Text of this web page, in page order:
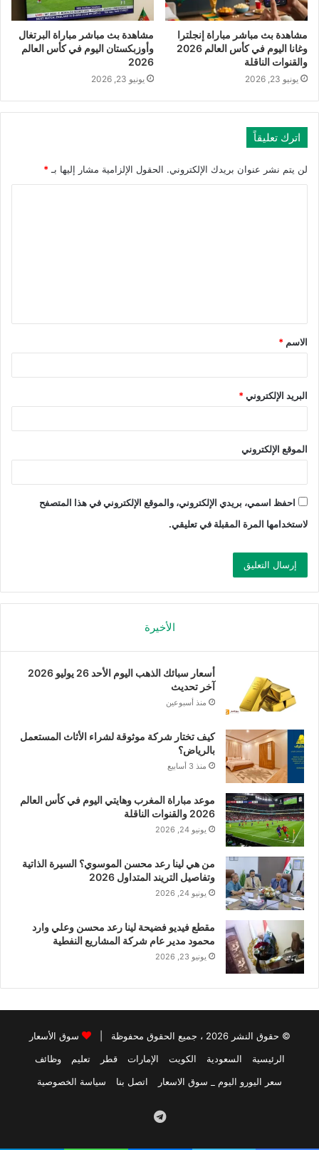
مشاهدة بث مباشر مباراة إنجلترا
وغانا اليوم في كأس العالم 2026
والقنوات الناقلة
يونيو 23, 2026
مشاهدة بث مباشر مباراة البرتغال
وأوزبكستان اليوم في كأس العالم
2026
يونيو 23, 2026
اترك تعليقاً
لن يتم نشر عنوان بريدك الإلكتروني. الحقول الإلزامية مشار إليها بـ *
الاسم *
البريد الإلكتروني*
الموقع الإلكتروني
احفظ اسمي، بريدي الإلكتروني، والموقع الإلكتروني في هذا المتصفح
لاستخدامها المرة المقبلة في تعليقي.
الأخيرة
أسعار سبائك الذهب اليوم الأحد 26 يوليو 2026
آخر تحديث
منذ أسبوعين
كيف تختار شركة موثوقة لشراء الأثاث المستعمل
بالرياض؟
منذ 3 أسابيع
موعد مباراة المغرب وهايتي اليوم في كأس العالم
2026 والقنوات الناقلة
يونيو 24, 2026
من هي لينا رعد محسن الموسوي؟ السيرة الذاتية
وتفاصيل التريند المتداول 2026
يونيو 24, 2026
مقطع فيديو فضيحة لينا رعد محسن وعلي وارد
محمود مدير عام شركة المشاريع النفطية
يونيو 23, 2026
© حقوق النشر 2026 ، جميع الحقوق محفوظة |
سوق الأسعار
الرئيسية
السعودية الكويت الإمارات قطر تعليم
وظائف
سعر اليورو اليوم _ سوق الاسعار
اتصل بنا سياسة الخصوصية
Telegram